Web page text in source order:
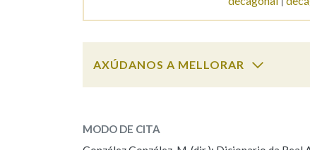
AXÚDANOS A MELLORAR
ESCOLLE UNHA OPCIÓN:
MODO DE CITA